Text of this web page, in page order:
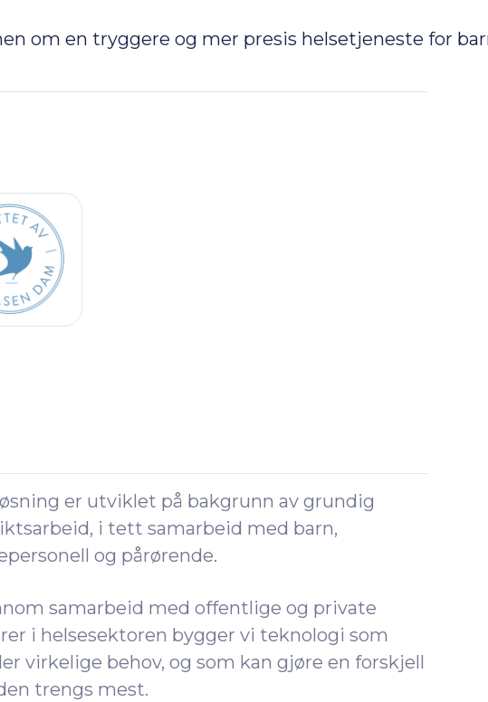
om en tryggere og mer presis helsetjeneste for
er utviklet på bakgrunn av grundig
i tett samarbeid med barn,
og pårørende.
samarbeid med offentlige og private
i helsesektoren bygger vi teknologi som
virkelige behov, og som kan gjøre en forskjell
trengs mest.